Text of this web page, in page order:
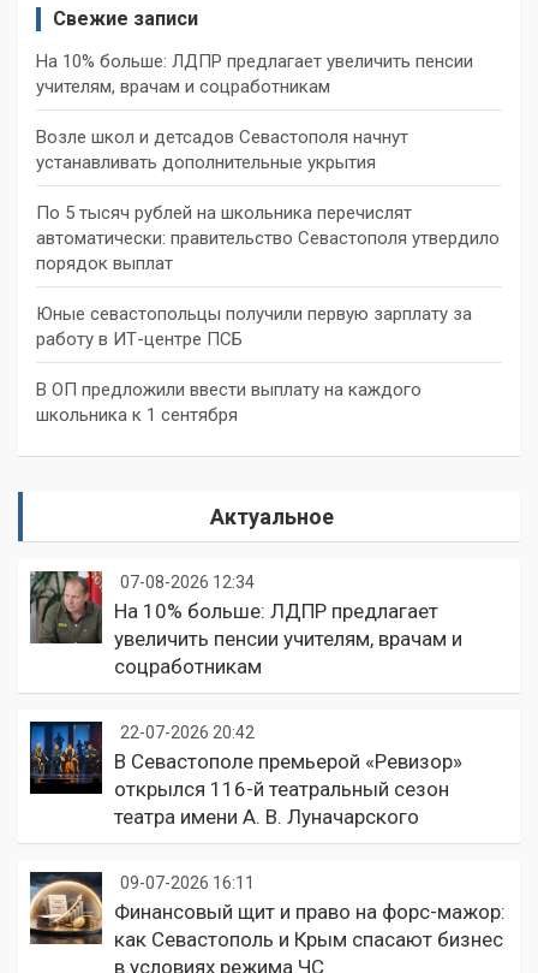
Свежие записи
На 10% больше: ЛДПР предлагает увеличить пенсии
учителям, врачам и соцработникам
Возле школ и детсадов Севастополя начнут
устанавливать дополнительные укрытия
По 5 тысяч рублей на школьника перечислят
автоматически: правительство Севастополя утвердило
порядок выплат
Юные севастопольцы получили первую зарплату за
работу в ИТ-центре ПСБ
В ОП предложили ввести выплату на каждого
школьника к 1 сентября
Актуальное
07-08-2026 12:34
На 10% больше: ЛДПР предлагает
увеличить пенсии учителям, врачам и
соцработникам
22-07-2026 20:42
В Севастополе премьерой «Ревизор»
открылся 116-й театральный сезон
театра имени А. В. Луначарского
09-07-2026 16:11
Финансовый щит и право на форс-мажор:
как Севастополь и Крым спасают бизнес
в условиях режима ЧС